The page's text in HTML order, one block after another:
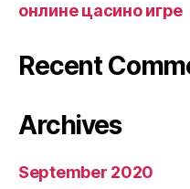
онлине цасино игре
Recent
Archives
September 2020